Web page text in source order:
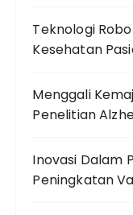
Teknologi
Kesehatan
Menggali
Penelitian
Inovasi Dalam
Peningkatan